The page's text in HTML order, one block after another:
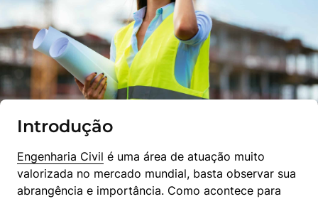
Introdução
Engenharia Civil é uma área de atuação muito
valorizada no mercado mundial, basta observar sua
abrangência e importância. Como acontece para